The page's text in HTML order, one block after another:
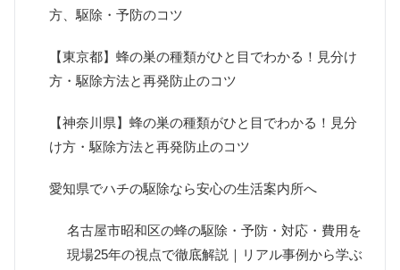
方、駆除・予防のコツ
【東京都】蜂の巣の種類がひと目でわかる！見分け
方・駆除方法と再発防止のコツ
【神奈川県】蜂の巣の種類がひと目でわかる！見分
け方・駆除方法と再発防止のコツ
愛知県でハチの駆除なら安心の生活案内所へ
名古屋市昭和区の蜂の駆除・予防・対応・費用を
現場25年の視点で徹底解説｜リアル事例から学ぶ